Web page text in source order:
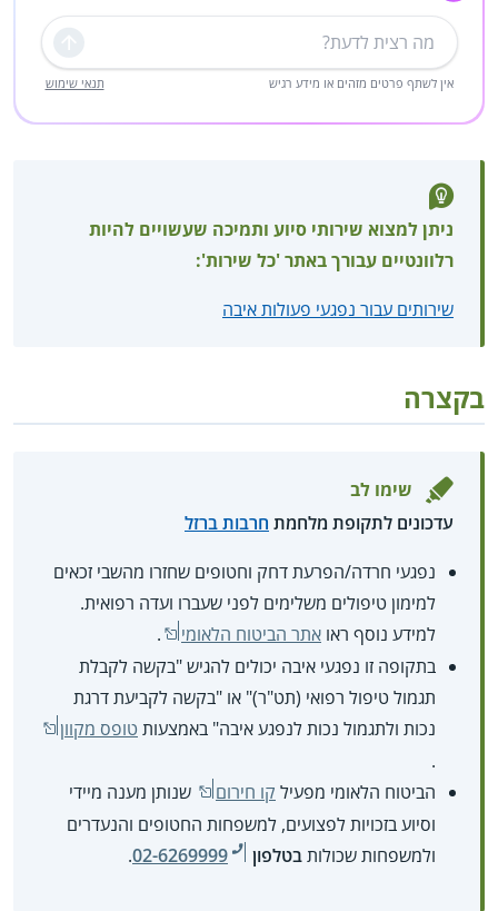
שליחה
אין לשתף פרטים מזהים או מידע רגיש תנאי שימוש
ניתן למצוא שירותי סיוע ותמיכה שעשויים להיות
רלוונטיים עבורך באתר 'כל שירות':
שירותים עבור נפגעי פעולות איבה
בקצרה
שימו לב
עדכונים לתקופת מלחמת חרבות ברזל
נפגעי חרדה/הפרעת דחק וחטופים שחזרו מהשבי זכאים
למימון טיפולים משלימים לפני שעברו ועדה רפואית.
למידע נוסף ראו אתר הביטוח הלאומי
.
בתקופה זו נפגעי איבה יכולים להגיש "בקשה לקבלת
תגמול טיפול רפואי (תט"ר)" או "בקשה לקביעת דרגת
נכות ולתגמול נכות לנפגע איבה" באמצעות טופס מקוון
.
הביטוח הלאומי מפעיל קו חירום
שנותן מענה מיידי
וסיוע בזכויות לפצועים, למשפחות החטופים והנעדרים
ולמשפחות שכולותבטלפון 02-6269999
.